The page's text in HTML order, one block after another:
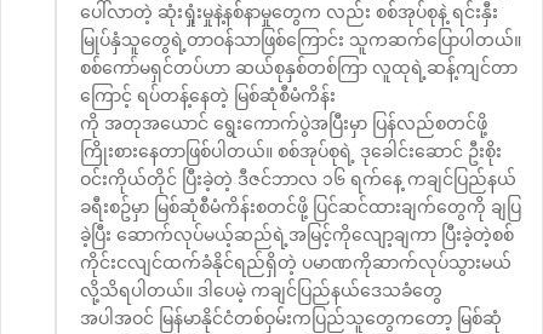
ပေါ်လာတဲ့ ဆုံးရှုံးမှုနဲ့နစ်နာမှုတွေက လည်း စစ်အုပ်စုနဲ့ ရင်းနှီး
မြုပ်နှံသူတွေရဲ့တာဝန်သာဖြစ်ကြောင်း သူကဆက်ပြောပါတယ်။
စစ်ကော်မရှင်တပ်ဟာ ဆယ်စုနှစ်တစ်ကြာ လူထုရဲ့ဆန့်ကျင်တာ
ကြောင့် ရပ်တန့်နေတဲ့ မြစ်ဆုံစီမံကိန်း
ကို အတုအယောင် ရွေးကောက်ပွဲအပြီးမှာ ပြန်လည်စတင်ဖို့
ကြိုးစားနေတာဖြစ်ပါတယ်။ စစ်အုပ်စုရဲ့ ဒုခေါင်းဆောင် ဦးစိုး
ဝင်းကိုယ်တိုင် ပြီးခဲ့တဲ့ ဒီဇင်ဘာလ ၁၆ ရက်နေ့ ကချင်ပြည်နယ်
ခရီးစဥ်မှာ မြစ်ဆုံစီမံကိန်းစတင်ဖို့ ပြင်ဆင်ထားချက်တွေကို ချပြ
ခဲ့ပြီး ဆောက်လုပ်မယ့်ဆည်ရဲ့အမြင့်ကိုလျော့ချကာ ပြီးခဲ့တဲ့စစ်
ကိုင်းငလျင်ထက်ခံနိုင်ရည်ရှိတဲ့ ပမာဏကိုဆာက်လုပ်သွားမယ်
လို့သိရပါတယ်။ ဒါပေမဲ့ ကချင်ပြည်နယ်ဒေသခံတွေ
အပါအဝင် မြန်မာနိုင်ငံတစ်ဝှမ်းကပြည်သူတွေကတော့ မြစ်ဆုံ